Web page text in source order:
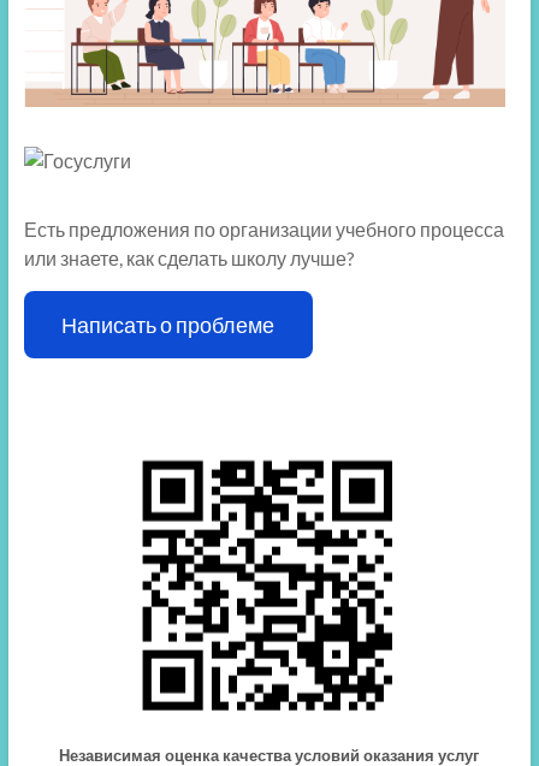
Есть предложения по организации учебного процесса
или знаете, как сделать школу лучше?
Написать о проблеме
Независимая оценка качества условий оказания услуг